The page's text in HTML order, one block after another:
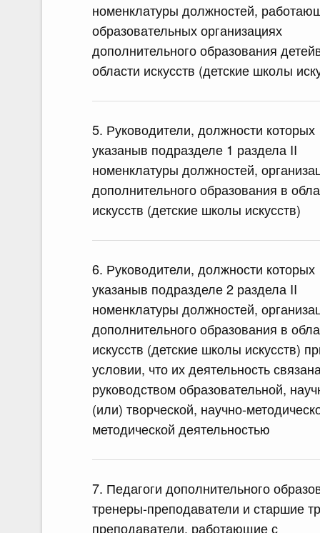
номенклатуры должностей,
образовательных организациях
дополнительного образования
области искусств (детские школы
5. Руководители, должности которых
указаныв подразделе 1 раздела II
номенклатуры должностей,
дополнительного образования в
искусств (детские школы искусств)
6. Руководители, должности которых
указаныв подразделе 2 раздела II
номенклатуры должностей,
дополнительного образования в
искусств (детские школы искусств)
условии, что их деятельность
руководством образовательной,
(или) творческой, научно-
методической деятельностью
7. Педагоги дополнительного
тренеры-преподаватели и старшие
преподаватели, работающие с